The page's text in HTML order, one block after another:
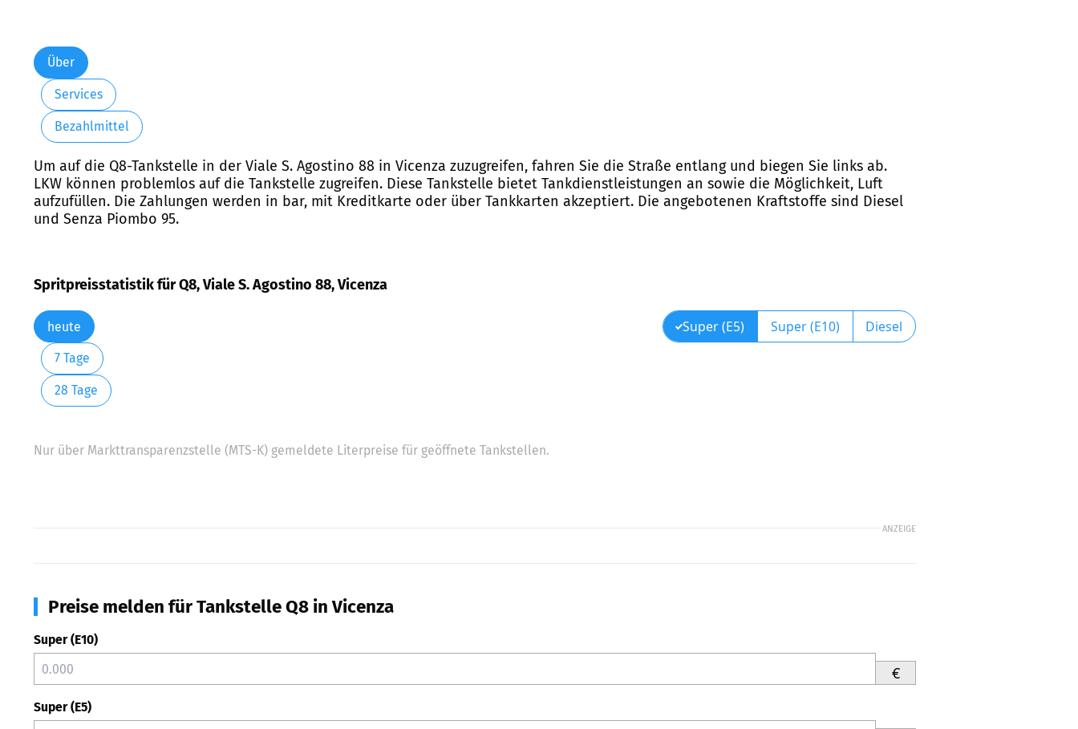
Über
Services
Bezahlmittel
Um auf die Q8-Tankstelle in der Viale S. Agostino 88 in Vicenza zuzugreifen, fahren Sie die Straße entlang und biegen Sie links ab.
LKW können problemlos auf die Tankstelle zugreifen. Diese Tankstelle bietet Tankdienstleistungen an sowie die Möglichkeit, Luft
aufzufüllen. Die Zahlungen werden in bar, mit Kreditkarte oder über Tankkarten akzeptiert. Die angebotenen Kraftstoffe sind Diesel
und Senza Piombo 95.
Spritpreisstatistik für Q8, Viale S. Agostino 88, Vicenza
heute
7 Tage
28 Tage
Super (E5) Super (E10) Diesel
Nur über Markttransparenzstelle (MTS-K) gemeldete Literpreise für geöffnete Tankstellen.
ANZEIGE
Preise melden für Tankstelle Q8 in Vicenza
Super (E10)
€
Super (E5)